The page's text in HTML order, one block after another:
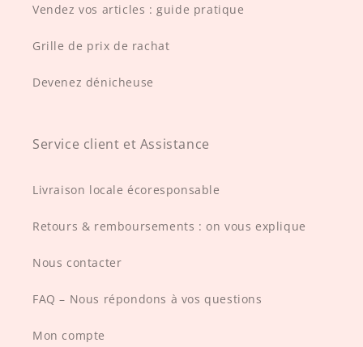
Vendez vos articles : guide pratique
Grille de prix de rachat
Devenez dénicheuse
Service client et Assistance
Livraison locale écoresponsable
Retours & remboursements : on vous explique
Nous contacter
FAQ – Nous répondons à vos questions
Mon compte